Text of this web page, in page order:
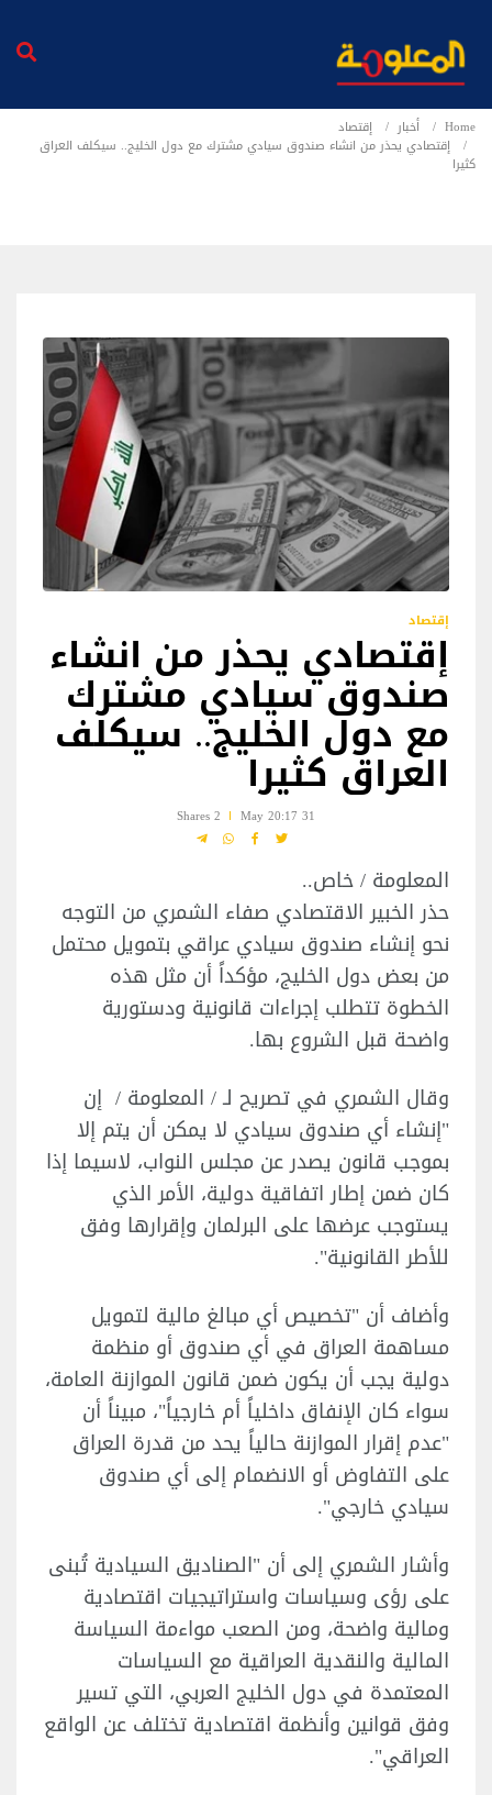
Home أخبار
إقتصاد
إقتصادي يحذر من انشاء صندوق سيادي مشترك مع دول الخليج.. سيكلف العراق
كثيرا
إقتصاد
إقتصادي يحذر من انشاء
صندوق سيادي مشترك
مع دول الخليج.. سيكلف
العراق كثيرا
31 May 20:17
2 Shares
المعلومة / خاص..
حذر الخبير الاقتصادي صفاء الشمري من التوجه
نحو إنشاء صندوق سيادي عراقي بتمويل محتمل
من بعض دول الخليج، مؤكداً أن مثل هذه
الخطوة تتطلب إجراءات قانونية ودستورية
واضحة قبل الشروع بها.
وقال الشمري في تصريح لـ / المعلومة / إن
"إنشاء أي صندوق سيادي لا يمكن أن يتم إلا
بموجب قانون يصدر عن مجلس النواب، لاسيما إذا
كان ضمن إطار اتفاقية دولية، الأمر الذي
يستوجب عرضها على البرلمان وإقرارها وفق
للأطر القانونية".
وأضاف أن "تخصيص أي مبالغ مالية لتمويل
مساهمة العراق في أي صندوق أو منظمة
دولية يجب أن يكون ضمن قانون الموازنة العامة،
سواء كان الإنفاق داخلياً أم خارجياً"، مبيناً أن
"عدم إقرار الموازنة حالياً يحد من قدرة العراق
على التفاوض أو الانضمام إلى أي صندوق
سيادي خارجي".
وأشار الشمري إلى أن "الصناديق السيادية تُبنى
على رؤى وسياسات واستراتيجيات اقتصادية
ومالية واضحة، ومن الصعب مواءمة السياسة
المالية والنقدية العراقية مع السياسات
المعتمدة في دول الخليج العربي، التي تسير
وفق قوانين وأنظمة اقتصادية تختلف عن الواقع
العراقي".